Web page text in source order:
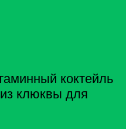
коктейль
клюквы для